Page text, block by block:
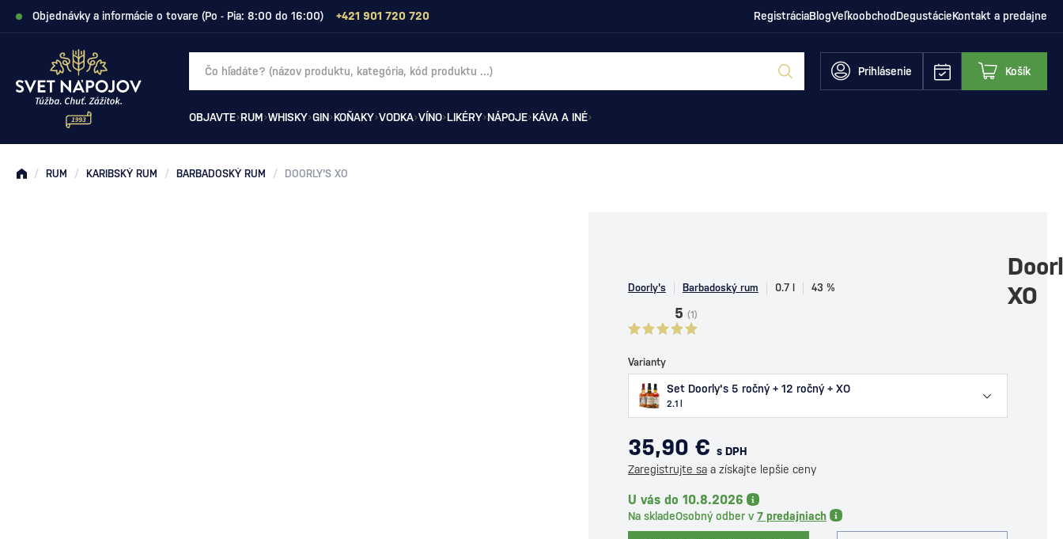
Objednávky a informácie o tovare (Po - Pia: 8:00 do 16:00) +421 901 720 720 RegistráciaBlogVeľkoobchodDegustácieKontakt a predajne
Prihlásenie Košík
OBJAVTE RUM WHISKY GIN KOŇAKY VODKA VÍNO LIKÉRY NÁPOJE KÁVA A INÉ
/ RUM / KARIBSKÝ RUM / BARBADOSKÝ RUM / DOORLY'S XO
Doorly's Barbadoský rum 0.7 l 43 %
XO
5 (1)
Varianty
Set Doorly's 5 ročný + 12 ročný + XO
2.1 l
35,90 € s DPH
Zaregistrujte sa a získajte lepšie ceny
U vás do 10.8.2026
Na skladeOsobný odber v 7 predajniach